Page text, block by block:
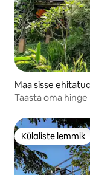
Maa sisse
Taasta oma
Külaliste lemmik
Külaliste lemmik